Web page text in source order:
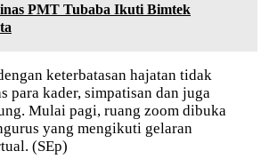
PMT Tubaba Ikuti Bimtek
keterbatasan hajatan tidak
para kader, simpatisan dan juga
Mulai pagi, ruang zoom dibuka
yang mengikuti gelaran
(SEp)